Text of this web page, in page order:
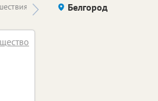
Здоровье компаний (на
правах
Белгород